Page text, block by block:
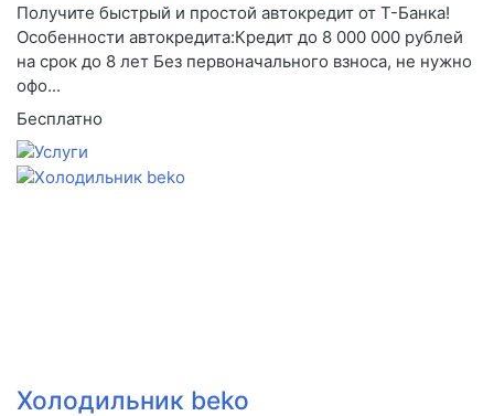
Получите быстрый и простой автокредит от Т-Банка!
Особенности автокредита:Кредит до 8 000 000 рублей
на срок до 8 лет Без первоначального взноса, не нужно
офо...
Бесплатно
Холодильник beko